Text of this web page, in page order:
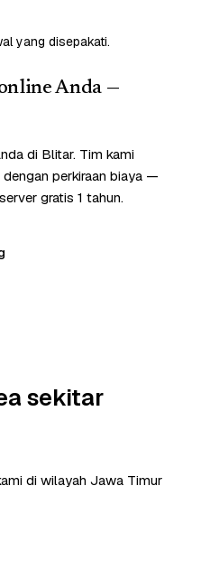
yang disepakati.
Anda —
di Blitar. Tim kami
perkiraan biaya —
gratis 1 tahun.
sekitar
di wilayah Jawa Timur